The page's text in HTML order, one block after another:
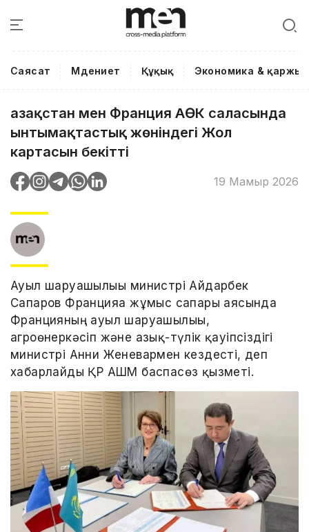
Саясат Мәдениет Құқық Экономика & қаржы
Қазақстан мен Франция АӨК саласында
ынтымақтастық жөніндегі Жол
картасын бекітті
19 Мамыр 2026
Ауыл шаруашылығы министрі Айдарбек
Сапаров Францияға жұмыс сапары аясында
Францияның ауыл шаруашылығы,
агроөнеркәсіп және азық-түлік қауіпсіздігі
министрі Анни Женевармен кездесті, деп
хабарлайды ҚР АШМ баспасөз қызметі.